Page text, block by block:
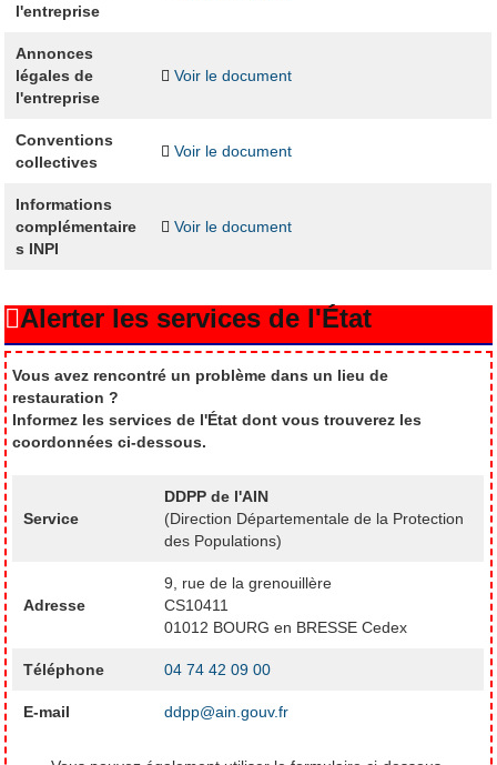
l'entreprise
Annonces
légales de
l'entreprise
Voir le document
Conventions
collectives
Voir le document
Informations
complémentaire
s INPI
Voir le document
Alerter les services de l'État
Vous avez rencontré un problème dans un lieu de
restauration ?
Informez les services de l'État dont vous trouverez les
coordonnées ci-dessous.
Service
DDPP de l'AIN
(Direction Départementale de la Protection
des Populations)
Adresse
9, rue de la grenouillère
CS10411
01012 BOURG en BRESSE Cedex
Téléphone 04 74 42 09 00
E-mail ddpp@ain.gouv.fr